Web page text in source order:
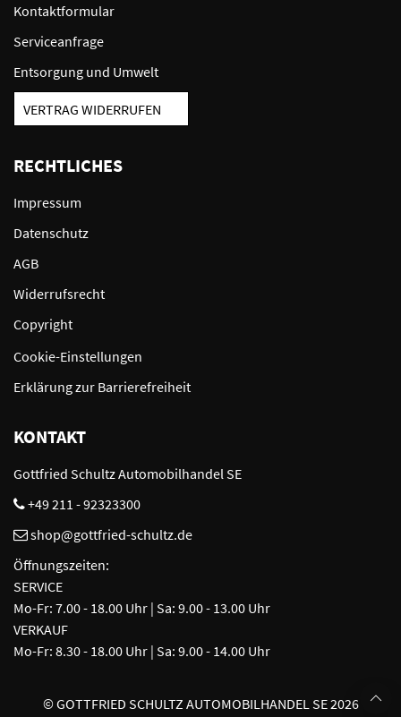
Kontaktformular
Serviceanfrage
Entsorgung und Umwelt
VERTRAG WIDERRUFEN
RECHTLICHES
Impressum
Datenschutz
AGB
Widerrufsrecht
Copyright
Cookie-Einstellungen
Erklärung zur Barrierefreiheit
KONTAKT
Gottfried Schultz Automobilhandel SE
+49 211 - 92323300
shop@gottfried-schultz.de
Öffnungszeiten:
SERVICE
Mo-Fr: 7.00 - 18.00 Uhr | Sa: 9.00 - 13.00 Uhr
VERKAUF
Mo-Fr: 8.30 - 18.00 Uhr | Sa: 9.00 - 14.00 Uhr
©GOTTFRIED SCHULTZ AUTOMOBILHANDEL SE 2026